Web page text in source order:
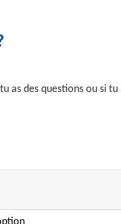
as des questions ou si